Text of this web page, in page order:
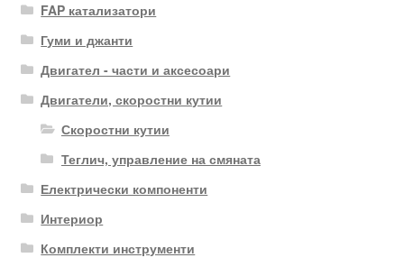
FAP катализатори
Гуми и джанти
Двигател - части и аксесоари
Двигатели, скоростни кутии
Скоростни кутии
Теглич, управление на смяната
Електрически компоненти
Интериор
Комплекти инструменти